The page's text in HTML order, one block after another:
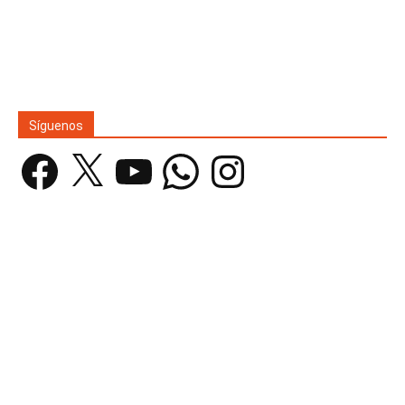
Síguenos
Facebook YouTube WhatsAppInstagram